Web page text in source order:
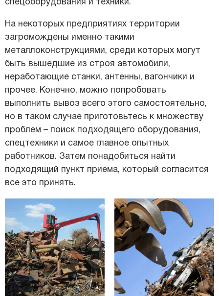
спецоборудования и техники.
На некоторых предприятиях территории
загромождены именно такими
металлоконструкциями, среди которых могут
быть вышедшие из строя автомобили,
неработающие станки, антенны, вагончики и
прочее. Конечно, можно попробовать
выполнить вывоз всего этого самостоятельно,
но в таком случае приготовьтесь к множеству
проблем – поиск подходящего оборудования,
спецтехники и самое главное опытных
работников. Затем понадобиться найти
подходящий пункт приема, который согласится
все это принять.